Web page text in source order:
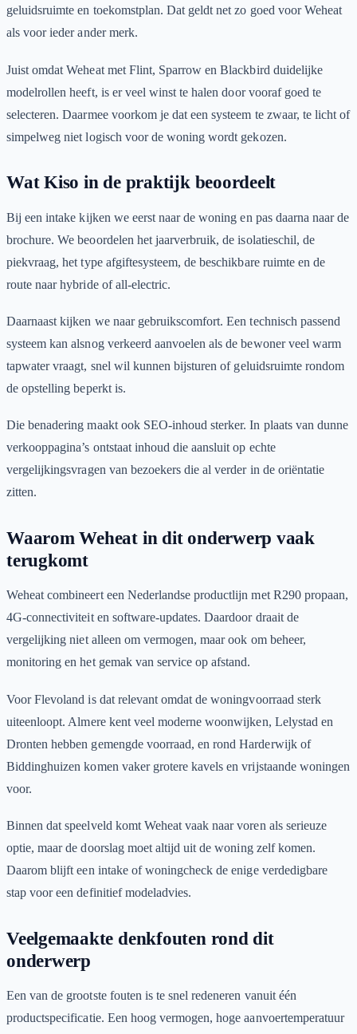
geluidsruimte en toekomstplan. Dat geldt net zo goed voor Weheat
als voor ieder ander merk.
Juist omdat Weheat met Flint, Sparrow en Blackbird duidelijke
modelrollen heeft, is er veel winst te halen door vooraf goed te
selecteren. Daarmee voorkom je dat een systeem te zwaar, te licht of
simpelweg niet logisch voor de woning wordt gekozen.
Wat Kiso in de praktijk beoordeelt
Bij een intake kijken we eerst naar de woning en pas daarna naar de
brochure. We beoordelen het jaarverbruik, de isolatieschil, de
piekvraag, het type afgiftesysteem, de beschikbare ruimte en de
route naar hybride of all-electric.
Daarnaast kijken we naar gebruikscomfort. Een technisch passend
systeem kan alsnog verkeerd aanvoelen als de bewoner veel warm
tapwater vraagt, snel wil kunnen bijsturen of geluidsruimte rondom
de opstelling beperkt is.
Die benadering maakt ook SEO-inhoud sterker. In plaats van dunne
verkooppagina’s ontstaat inhoud die aansluit op echte
vergelijkingsvragen van bezoekers die al verder in de oriëntatie
zitten.
Waarom Weheat in dit onderwerp vaak
terugkomt
Weheat combineert een Nederlandse productlijn met R290 propaan,
4G-connectiviteit en software-updates. Daardoor draait de
vergelijking niet alleen om vermogen, maar ook om beheer,
monitoring en het gemak van service op afstand.
Voor Flevoland is dat relevant omdat de woningvoorraad sterk
uiteenloopt. Almere kent veel moderne woonwijken, Lelystad en
Dronten hebben gemengde voorraad, en rond Harderwijk of
Biddinghuizen komen vaker grotere kavels en vrijstaande woningen
voor.
Binnen dat speelveld komt Weheat vaak naar voren als serieuze
optie, maar de doorslag moet altijd uit de woning zelf komen.
Daarom blijft een intake of woningcheck de enige verdedigbare
stap voor een definitief modeladvies.
Veelgemaakte denkfouten rond dit
onderwerp
Een van de grootste fouten is te snel redeneren vanuit één
productspecificatie. Een hoog vermogen, hoge aanvoertemperatuur